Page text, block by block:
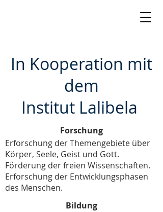
In Kooperation mit
dem
Institut Lalibela
Forschung
Erforschung der Themengebiete über
Körper, Seele, Geist und Gott.
Förderung der freien Wissenschaften.
Erforschung der Entwicklungsphasen
des Menschen.
Bildung